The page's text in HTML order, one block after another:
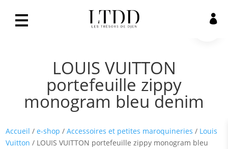

LOUIS VUITTON
portefeuille zippy
monogram bleu denim
Accueil /e-shop /Accessoires et petites maroquineries / Louis
Vuitton / LOUIS VUITTON portefeuille zippy monogram bleu